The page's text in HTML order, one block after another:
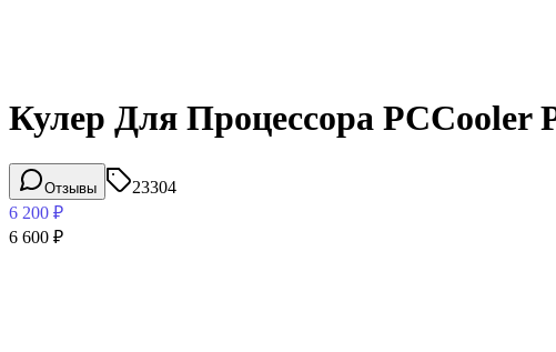
Кулер Для Процессора PCCooler
Отзывы
23304
6 200 ₽
6 600 ₽